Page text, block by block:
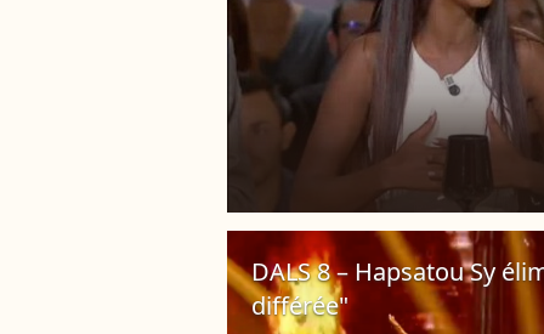
DALS 8 – Hapsatou Sy
différée"